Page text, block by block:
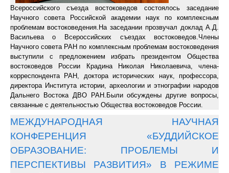
Всероссийского съезда востоковедов состоялось заседание
Научного совета Российской академии наук по комплексным
проблемам востоковедения.На заседании прозвучал доклад А.Д.
Васильева о Всероссийских съездах востоковедов.Члены
Научного совета РАН по комплексным проблемам востоковедения
выступили с предложением избрать президентом Общества
востоковедов России Крадина Николая Николаевича, члена-
корреспондента РАН, доктора исторических наук, профессора,
директора Института истории, археологии и этнографии народов
Дальнего Востока ДВО РАН.Были обсуждены другие вопросы,
связанные с деятельностью Общества востоковедов России.
МЕЖДУНАРОДНАЯ НАУЧНАЯ
КОНФЕРЕНЦИЯ «БУДДИЙСКОЕ
ОБРАЗОВАНИЕ: ПРОБЛЕМЫ И
ПЕРСПЕКТИВЫ РАЗВИТИЯ» В РЕЖИМЕ